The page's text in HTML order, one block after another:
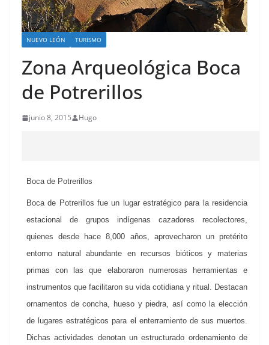
NUEVO LEÓN TURISMO
Zona Arqueológica Boca
de Potrerillos
junio 8, 2015 Hugo
Boca de Potrerillos
Boca de Potrerillos fue un lugar estratégico para la residencia
estacional de grupos indígenas cazadores recolectores,
quienes desde hace 8,000 años, aprovecharon un pretérito
entorno natural abundante en recursos bióticos y materias
primas con las que elaboraron numerosas herramientas e
instrumentos que facilitaron su vida cotidiana y ritual. Destacan
ornamentos de concha, hueso y piedra, así como la elección
de lugares estratégicos para el enterramiento de sus muertos.
Dichas actividades denotan un estructurado ordenamiento de